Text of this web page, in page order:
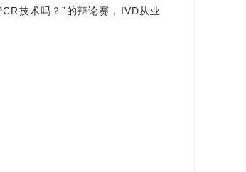
技术吗？”的辩论赛，IVD从业